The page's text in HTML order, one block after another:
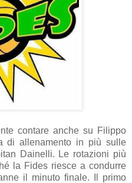
contare anche su Filippo
di allenamento in più sulle
Dainelli. Le rotazioni più
la Fides riesce a condurre
il minuto finale. Il primo